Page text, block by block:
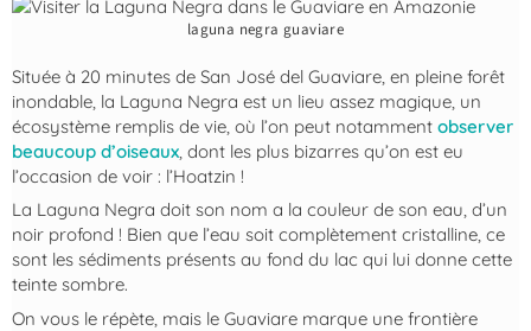
laguna negra guaviare
Située à 20 minutes de San José del Guaviare, en pleine forêt
inondable, la Laguna Negra est un lieu assez magique, un
écosystème remplis de vie, où l’on peut notamment observer
beaucoup d’oiseaux, dont les plus bizarres qu’on est eu
l’occasion de voir : l’Hoatzin !
La Laguna Negra doit son nom a la couleur de son eau, d’un
noir profond ! Bien que l’eau soit complètement cristalline, ce
sont les sédiments présents au fond du lac qui lui donne cette
teinte sombre.
On vous le répète, mais le Guaviare marque une frontière